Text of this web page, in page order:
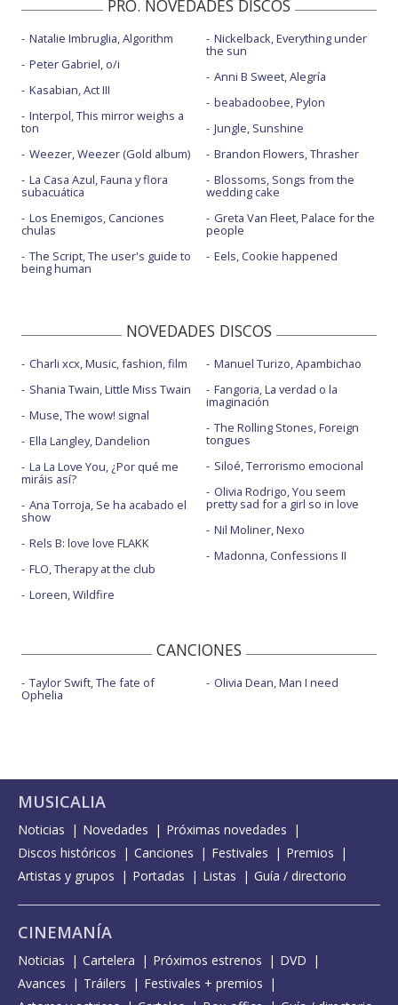
PRO. NOVEDADES DISCOS
Natalie Imbruglia, Algorithm
Peter Gabriel, o/i
Kasabian, Act III
Interpol, This mirror weighs a
ton
Weezer, Weezer (Gold album)
La Casa Azul, Fauna y flora
subacuática
Los Enemigos, Canciones
chulas
The Script, The user's guide to
being human
Nickelback, Everything under
the sun
Anni B Sweet, Alegría
beabadoobee, Pylon
Jungle, Sunshine
Brandon Flowers, Thrasher
Blossoms, Songs from the
wedding cake
Greta Van Fleet, Palace for the
people
Eels, Cookie happened
NOVEDADES DISCOS
Charli xcx, Music, fashion, film
Shania Twain, Little Miss Twain
Muse, The wow! signal
Ella Langley, Dandelion
La La Love You, ¿Por qué me
miráis así?
Ana Torroja, Se ha acabado el
show
Rels B: love love FLAKK
FLO, Therapy at the club
Loreen, Wildfire
Manuel Turizo, Apambichao
Fangoria, La verdad o la
imaginación
The Rolling Stones, Foreign
tongues
Siloé, Terrorismo emocional
Olivia Rodrigo, You seem
pretty sad for a girl so in love
Nil Moliner, Nexo
Madonna, Confessions II
CANCIONES
Taylor Swift, The fate of
Ophelia
Olivia Dean, Man I need
MUSICALIA
Noticias Novedades
Próximas novedades
Discos históricos
Canciones Festivales
Premios
Artistas y grupos
Portadas Listas Guía / directorio
CINEMANÍA
Noticias Cartelera Próximos estrenos
DVD
Avances
Tráilers
Festivales + premios